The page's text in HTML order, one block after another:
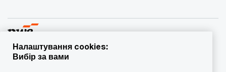
Налаштування cookies:
Вибір за вами